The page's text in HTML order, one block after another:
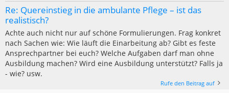
Re: Quereinstieg in die ambulante Pflege – ist das
realistisch?
Achte auch nicht nur auf schöne Formulierungen. Frag konkret
nach Sachen wie: Wie läuft die Einarbeitung ab? Gibt es feste
Ansprechpartner bei euch? Welche Aufgaben darf man ohne
Ausbildung machen? Wird eine Ausbildung unterstützt? Falls ja
- wie? usw.
Rufe den Beitrag auf